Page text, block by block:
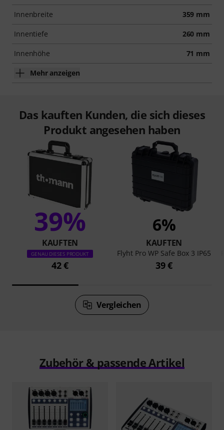
Innenbreite 359 mm
Innentiefe 260 mm
Innenhöhe 71 mm
Mehr anzeigen
Das kauften Kunden, die sich dieses
Produkt angesehen haben
39%
KAUFTEN
GENAU DIESES PRODUKT
42 €
6%
KAUFTEN
Flyht Pro WP Safe Box 3 IP65
39 €
Vergleichen
Zubehör & passende Artikel